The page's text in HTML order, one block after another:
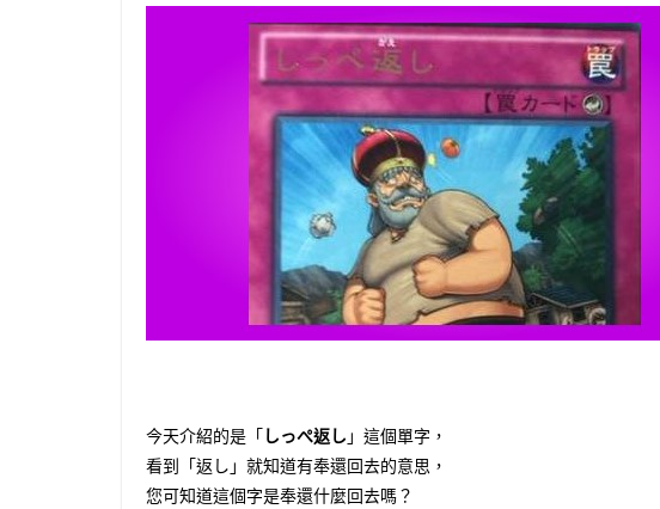
今天介紹的是「しっぺ返し 」這個單字，
看到「返し」就知道有奉還回去的意思，
您可知道這個字是奉還什麼回去嗎？